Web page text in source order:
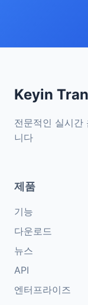
Keyin
전문적인 실시간
니다
제품
기능
다운로드
뉴스
API
엔터프라이즈